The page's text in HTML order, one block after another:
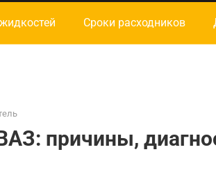
Сроки расходников
причины,